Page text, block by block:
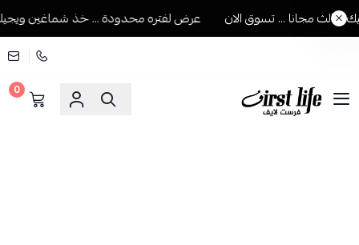
مجانا ... تسوق الان عرض لفتره محدودة ... خذ شماغين ويجيك
فرست لايف للمستلزمات الرجالية
0